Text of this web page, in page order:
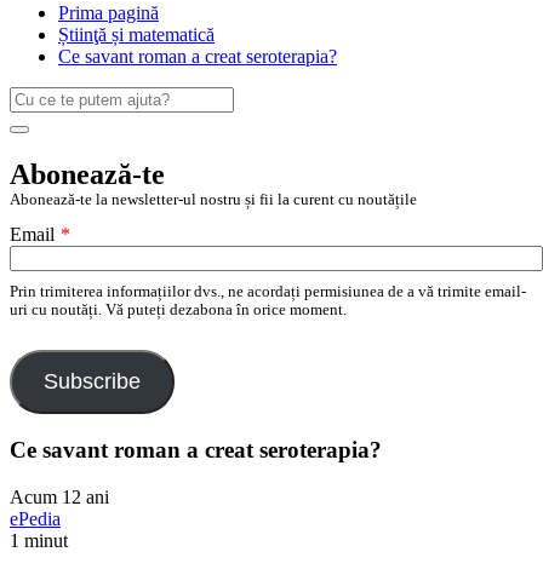
Prima pagină
Știinţă și matematică
Ce savant roman a creat seroterapia?
Caută
după:
Search
Abonează-te
Abonează-te la newsletter-ul nostru și fii la curent cu noutățile
Email *
Prin trimiterea informațiilor dvs., ne acordați permisiunea de a vă trimite email-
uri cu noutăți. Vă puteți dezabona în orice moment.
Subscribe
Ce savant roman a creat seroterapia?
Acum 12 ani
ePedia
1 minut